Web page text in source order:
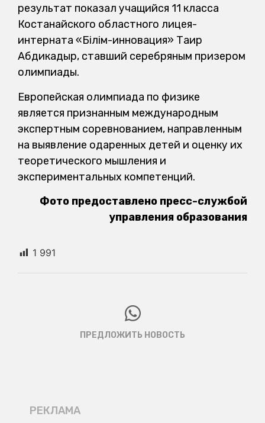
результат показал учащийся 11 класса
Костанайского областного лицея-
интерната «Білім-инновация» Таир
Абдикадыр, ставший серебряным призером
олимпиады.
Европейская олимпиада по физике
является признанным международным
экспертным соревнованием, направленным
на выявление одаренных детей и оценку их
теоретического мышления и
экспериментальных компетенций.
Фото предоставлено пресс-службой
управления образования
1 991
ПРЕДЛОЖИТЬ НОВОСТЬ
РЕКЛАМА